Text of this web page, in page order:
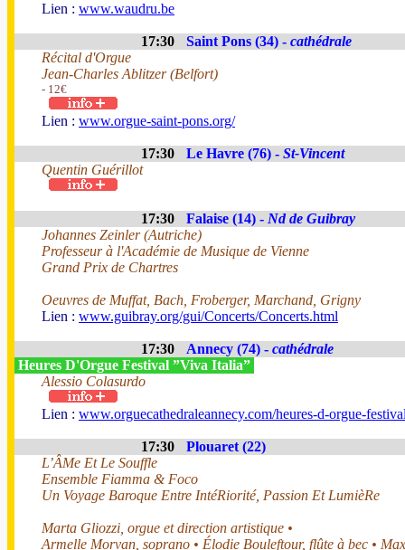
Lien : www.waudru.be
17:30 Saint Pons (34) - cathédrale
Récital d'Orgue
Jean-Charles Ablitzer (Belfort)
- 12€
Lien : www.orgue-saint-pons.org/
17:30 Le Havre (76) - St-Vincent
Quentin Guérillot
17:30 Falaise (14) - Nd de Guibray
Johannes Zeinler (Autriche)
Professeur à l'Académie de Musique de Vienne
Grand Prix de Chartres
Oeuvres de Muffat, Bach, Froberger, Marchand, Grigny
Lien : www.guibray.org/gui/Concerts/Concerts.html
17:30 Annecy (74) - cathédrale
Heures D'Orgue Festival ”Viva Italia”
Alessio Colasurdo
Lien : www.orguecathedraleannecy.com/heures-d-orgue-
17:30
Plouaret (22)
L’ÂMe Et Le Souffle
Ensemble Fiamma & Foco
Un Voyage Baroque Entre IntéRiorité, Passion Et LumièRe
Marta Gliozzi, orgue et direction artistique •
Armelle Morvan, soprano • Élodie Bouleftour, flûte à bec •